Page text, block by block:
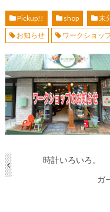
Pickup!! shop
未
お知らせ
ワークショッ
時計いろいろ。
ガ